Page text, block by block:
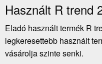
Használt R trend
Eladó használt termék R
legkeresettebb használt
vásárolja szinte senki.